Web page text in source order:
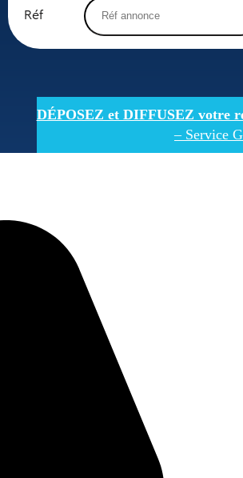
Réf
DÉPOSEZ et DIFFUSEZ votre
– Service